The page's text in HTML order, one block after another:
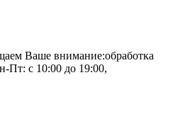
Ваше внимание:обработка
Пт: с 10:00 до 19:00,